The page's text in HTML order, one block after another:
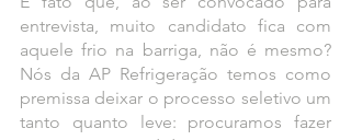
entrevista, muito candidato fica com
aquele frio na barriga, não é mesmo?
Nós da AP Refrigeração temos como
premissa deixar o processo seletivo um
tanto quanto leve: procuramos fazer